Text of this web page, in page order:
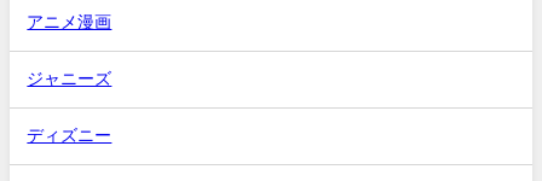
アニメ漫画
ジャニーズ
ディズニー